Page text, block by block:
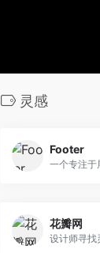
灵感
Footer
花瓣网
设计师寻找